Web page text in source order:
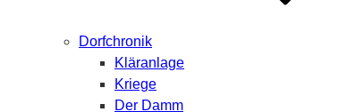
Dorfchronik
Kläranlage
Kriege
Der Damm